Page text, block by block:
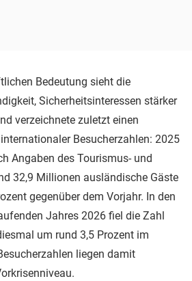
Bedeutung sieht die
Sicherheitsinteressen stärker
verzeichnete zuletzt einen
Besucherzahlen: 2025
Angaben des Tourismus- und
32,9 Millionen ausländische Gäste
gegenüber dem Vorjahr. In den
Jahres 2026 fiel die Zahl
um rund 3,5 Prozent im
liegen damit